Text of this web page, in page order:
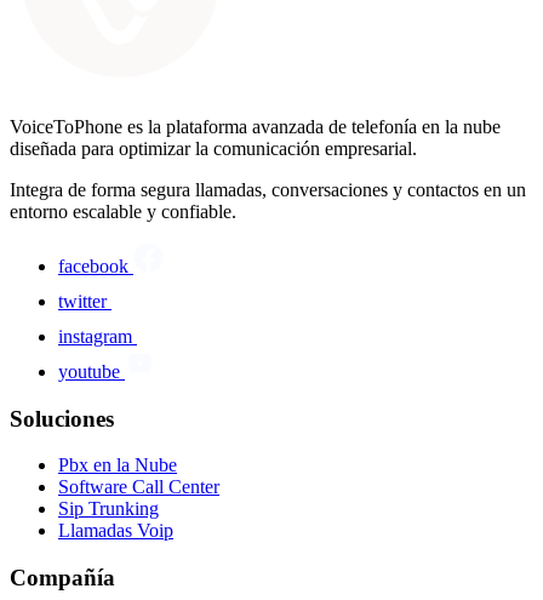
VoiceToPhone es la plataforma avanzada de telefonía en la nube
diseñada para optimizar la comunicación empresarial.
Integra de forma segura llamadas, conversaciones y contactos en un
entorno escalable y confiable.
facebook
twitter
instagram
youtube
Soluciones
Pbx en la Nube
Software Call Center
Sip Trunking
Llamadas Voip
Compañía